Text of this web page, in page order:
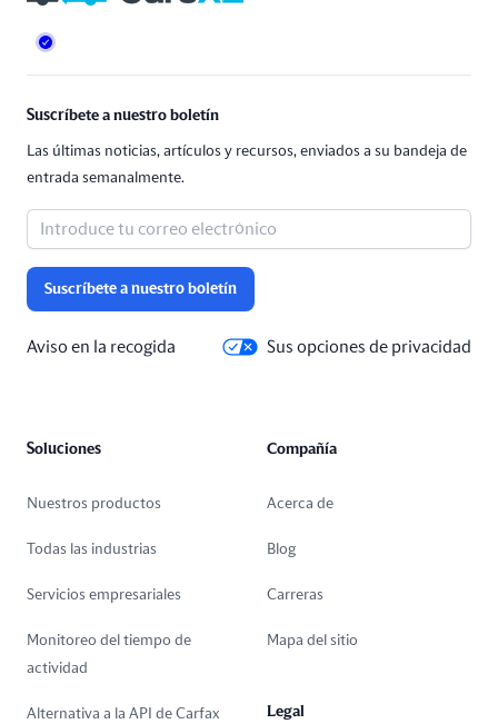
Suscríbete a nuestro boletín
Las últimas noticias, artículos y recursos, enviados a su bandeja de
entrada semanalmente.
Suscríbete a nuestro boletín
Aviso en la recogida Sus opciones de privacidad
Soluciones
Nuestros productos
Todas las industrias
Servicios empresariales
Monitoreo del tiempo de
actividad
Alternativa a la API de Carfax
Compañía
Acerca de
Blog
Carreras
Mapa del sitio
Legal